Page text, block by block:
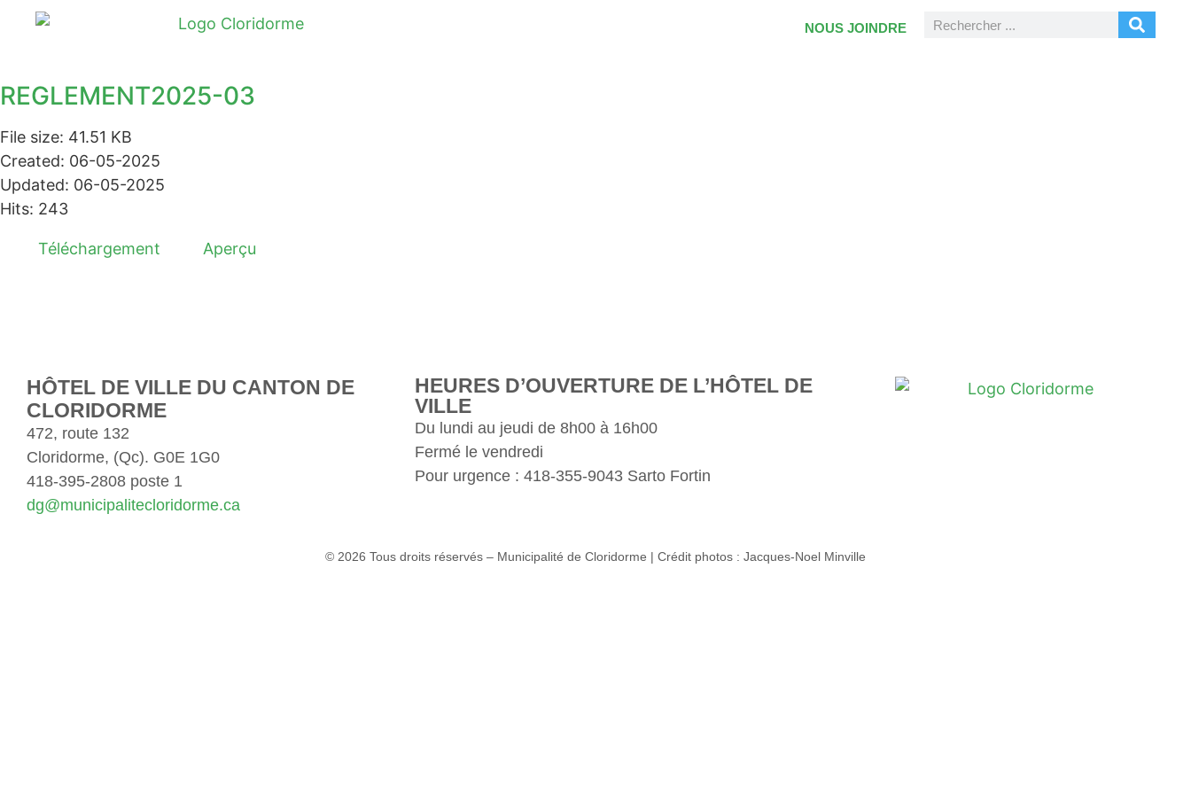
NOUS JOINDRE
REGLEMENT2025-03
File size: 41.51 KB
Created: 06-05-2025
Updated: 06-05-2025
Hits: 243
Téléchargement Aperçu
HÔTEL DE VILLE DU CANTON DE
CLORIDORME
472, route 132
Cloridorme, (Qc). G0E 1G0
418-395-2808 poste 1
dg@municipalitecloridorme.ca
HEURES D’OUVERTURE DE L’HÔTEL DE
VILLE
Du lundi au jeudi de 8h00 à 16h00
Fermé le vendredi
Pour urgence : 418-355-9043 Sarto Fortin
© 2026 Tous droits réservés – Municipalité de Cloridorme | Crédit photos : Jacques-Noel Minville